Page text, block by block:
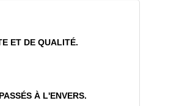
ET DE QUALITÉ.
À L'ENVERS.